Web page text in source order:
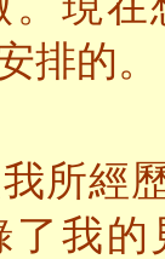
排的。
所經
了我